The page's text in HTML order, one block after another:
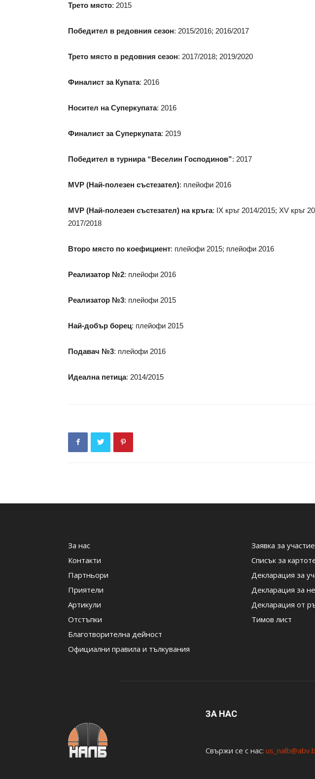
Трето място: 2015
Победител в редовния сезон: 2015/2016; 2016/2017
Трето място в редовния сезон: 2017/2018; 2019/2020
Финалист за Купата: 2016
Носител на Суперкупата: 2016
Финалист за Суперкупата: 2019
Победител в турнира “Веселин Господинов”: 2017
MVP (Най-полезен състезател): плейофи 2016
MVP (Най-полезен състезател) на кръга: IX кръг 2014/2015; XV кръг
2017/2018
Второ място по коефициент: плейофи 2015; плейофи 2016
Реализатор №2: плейофи 2016
Реализатор №3: плейофи 2015
Най-добър борец: плейофи 2015
Подавач №3: плейофи 2016
Идеална петица: 2014/2015
За нас
Контакти
Партньори
Приятели
Артикули
Отстъпки
Благотворителна дейност
Официални правила и тълкувания
Заявка за участие
Списък за
Декларация за
Декларация за
Декларация от
Тимов лист
ЗА НАС
Свържи се с нас: